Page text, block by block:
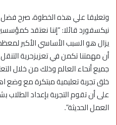
وتعليقا علي هذه الخطوة، صرح فضل
نيكسفورد قائلا: “إننا نعتقد
يزال هو السبب الأساسي الأكبر
أن مهمتنا تكمن في تعزيزحرية
جميع أنحاء العالم وذلك من خلال
خلق تجربة تعليمية مبتكرة مع وضع
على أن تقوم التجربة بإعداد الطلاب
العمل الحديثة”.